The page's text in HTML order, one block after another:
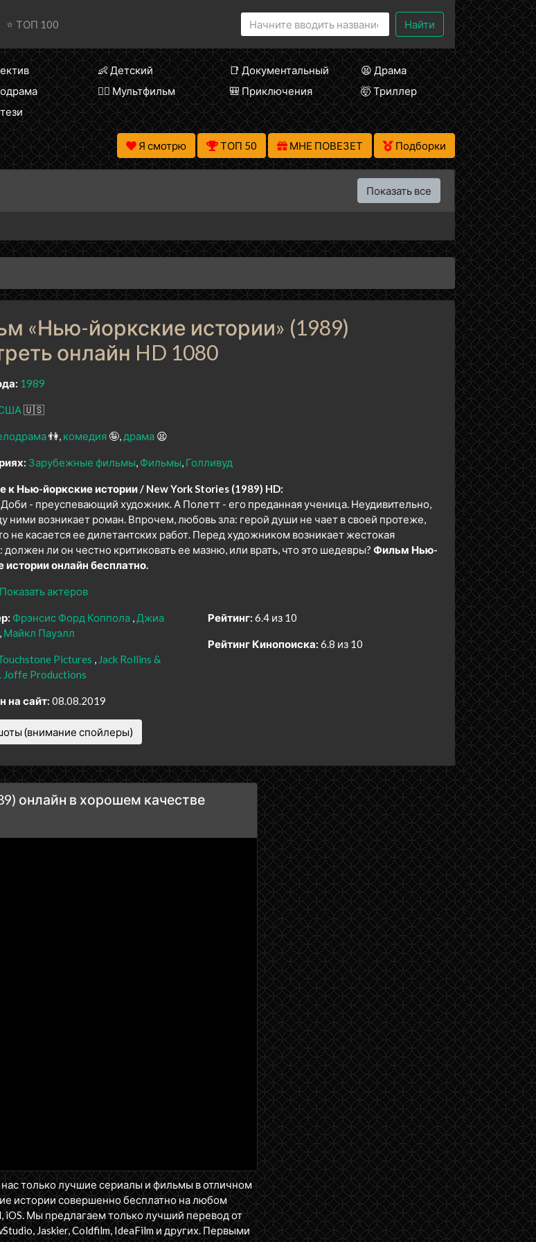
⭐ ТОП 100 Найти
👶 Детский 📑 Документальный
😫 Драма
🧚‍♀️ Мультфильм 🎒 Приключения
🤯 Триллер
Я смотрю ТОП 50 МНЕ ПОВЕЗЕТ Подборки
Показать все
«Нью-йоркские истории» (1989)
онлайн HD 1080
1989
🇺🇸
👫 комедия 🤪 драма 😫
Зарубежные фильмы Фильмы Голливуд
к Нью-йоркские истории / New York Stories (1989) HD:
- преуспевающий художник. А Полетт - его преданная ученица. Неудивительно,
ними возникает роман. Впрочем, любовь зла: герой души не чает в своей протеже,
не касается ее дилетантских работ. Перед художником возникает жестокая
ли он честно критиковать ее мазню, или врать, что это шедевры? Фильм Нью-
истории онлайн бесплатно.
Показать актеров
Фрэнсис Форд Коппола Джиа
Майкл Пауэлл
Pictures
Jack Rollins &
Joffe Productions
Рейтинг: 6.4 из 10
Рейтинг Кинопоиска: 6.8 из 10
на сайт: 08.08.2019
(внимание спойлеры)
онлайн в хорошем качестве
только лучшие сериалы и фильмы в отличном
истории совершенно бесплатно на любом
Мы предлагаем только лучший перевод от
Jaskier, Coldfilm, IdeaFilm и других. Первыми